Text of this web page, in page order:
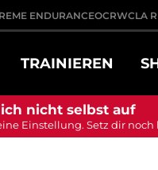
ENDURANCEOCRWCLA
TRAINIEREN
nicht selbst auf
Einstellung. Setz dir noch